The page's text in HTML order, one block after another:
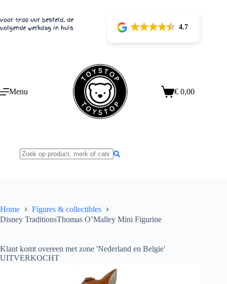
de
inhoud
voor 17:00 uur besteld, de
volgende werkdag in huis
4.7
Menu Winkelwagen
€ 0,00
Home
Figures & collectibles
Disney TraditionsThomas O’Malley Mini Figurine
Klant komt overeen met zone 'Nederland en Belgie'
UITVERKOCHT